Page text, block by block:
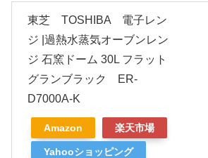
東芝 TOSHIBA 電子レン
ジ |過熱水蒸気オーブンレン
ジ 石窯ドーム 30L フラット
グランブラック ER-
D7000A-K
Amazon 楽天市場
Yahooショッピング